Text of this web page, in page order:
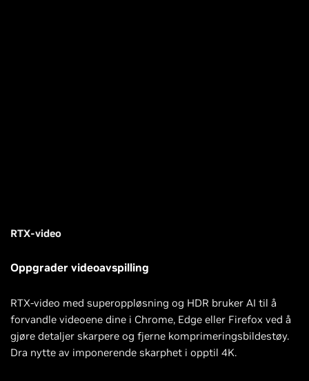
RTX-video
Oppgrader videoavspilling
RTX-video med superoppløsning og HDR bruker AI til å
forvandle videoene dine i Chrome, Edge eller Firefox ved å
gjøre detaljer skarpere og fjerne komprimeringsbildestøy.
Dra nytte av imponerende skarphet i opptil 4K.